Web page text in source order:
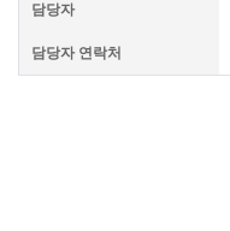
담당자
담당자 연락처